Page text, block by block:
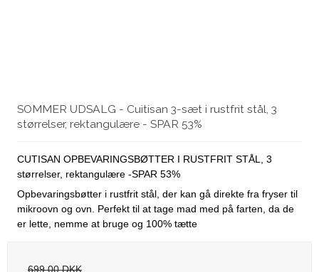
SOMMER UDSALG - Cuitisan 3-sæt i rustfrit stål, 3
størrelser, rektangulære - SPAR 53%
CUTISAN OPBEVARINGSBØTTER I RUSTFRIT STÅL, 3
størrelser, rektangulære -SPAR 53%
Opbevaringsbøtter i rustfrit stål, der kan gå direkte fra fryser til
mikroovn og ovn. Perfekt til at tage mad med på farten, da de
er lette, nemme at bruge og 100% tætte
699,00 DKK